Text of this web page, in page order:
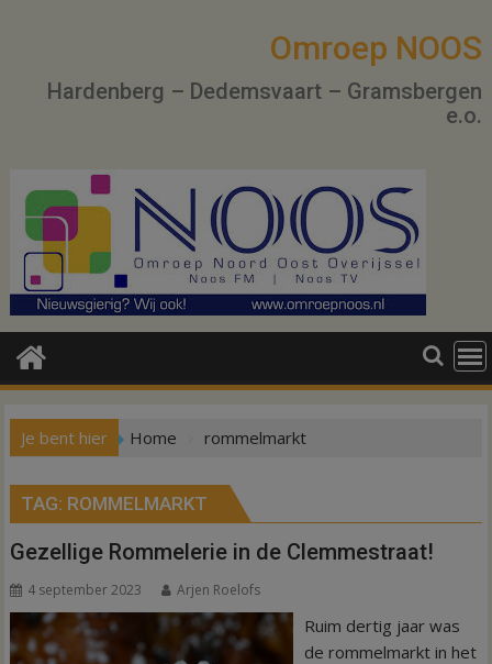
Omroep NOOS
Hardenberg – Dedemsvaart – Gramsbergen
e.o.
Je bent hier Home rommelmarkt
TAG: ROMMELMARKT
Gezellige Rommelerie in de Clemmestraat!
4 september 2023 Arjen Roelofs
Ruim dertig jaar was
de rommelmarkt in het